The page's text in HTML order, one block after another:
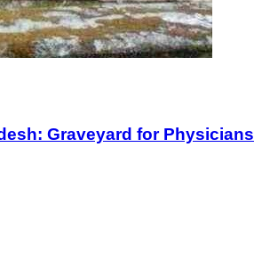
Graveyard for Physicians